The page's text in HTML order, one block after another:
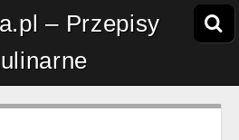
– Przepisy